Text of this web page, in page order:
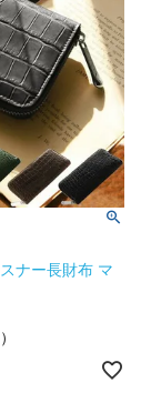
ナー長財布 マ